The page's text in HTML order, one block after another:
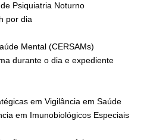
Psiquiatria Noturno
por dia
Mental (CERSAMs)
durante o dia e expediente
em Vigilância em Saúde
em Imunobiológicos Especiais